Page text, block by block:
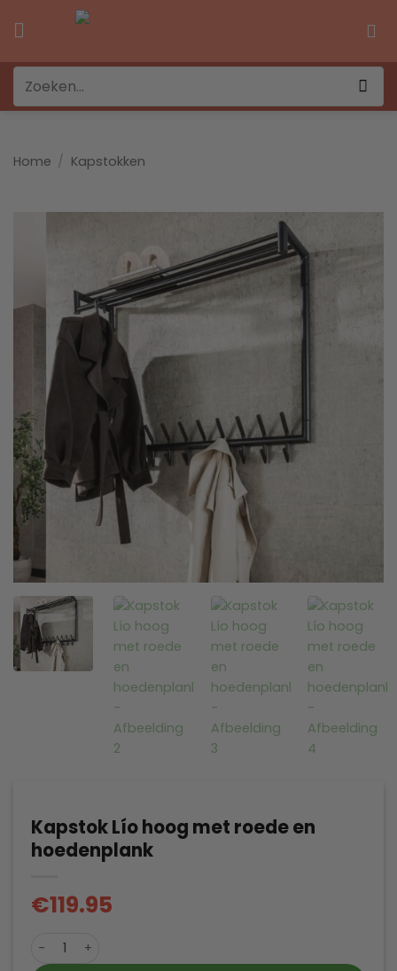
naar
naar:
Home / Kapstokken
Kapstok Lío hoog met roede en
hoedenplank
€119.95
Kapstok Lío hoog met roede en hoedenplank aantal